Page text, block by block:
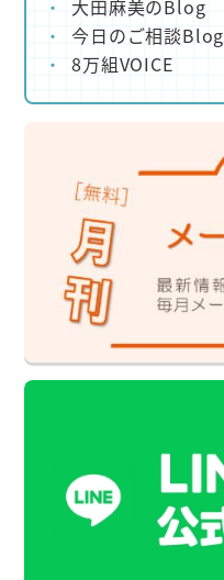
大田麻美のBlog
今日のご相談Blog
8万組VOICE